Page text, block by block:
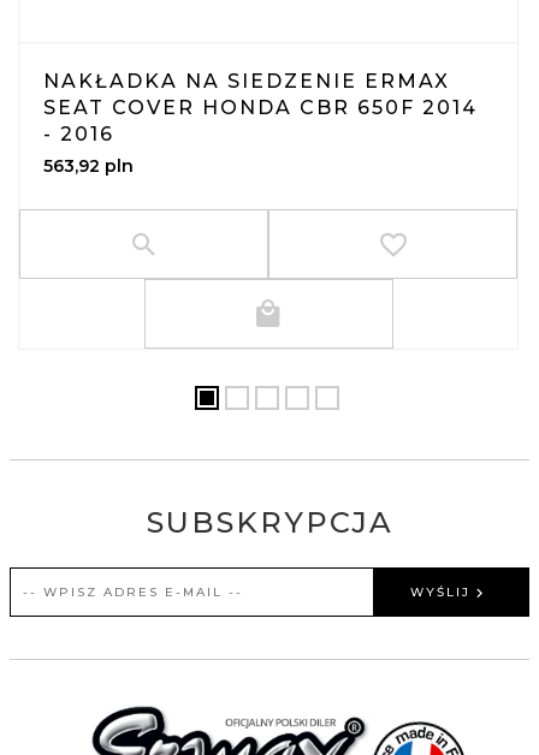
NAKŁADKA NA SIEDZENIE ERMAX
SEAT COVER HONDA CBR 650F 2014
- 2016
563,92 pln
SUBSKRYPCJA
WYŚLIJ